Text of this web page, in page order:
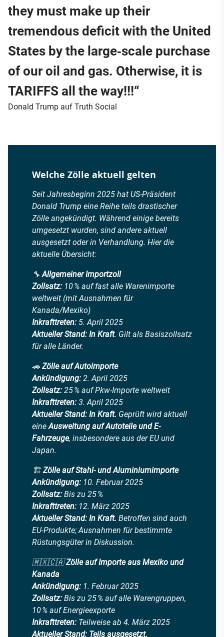
they must make up their
tremendous deficit with the United
States by the large‑scale purchase
of our oil and gas. Otherwise, it is
TARIFFS all the way!!!“
Donald Trump auf Truth Social
Welche Zölle aktuell gelten
Seit Jahresbeginn 2025 hat US-Präsident
Donald Trump eine Reihe teils drastischer
Zölle angekündigt. Während einige bereits
umgesetzt wurden, sind andere aktuell
ausgesetzt oder in Verhandlung. Hier die
aktuelle Übersicht:
🔧Allgemeiner Importzoll
Zollsatz: 10 % auf fast alle Warenimporte
weltweit (mit Ausnahmen für
Kanada/Mexiko)
Inkrafttreten: 5. April 2025
Aktueller Stand: In Kraft. Gilt als Basiszollsatz
für alle Länder.
🚗Zölle auf Autoimporte
Ankündigung: 2. April 2025
Zollsatz: 25 % auf Pkw-Importe weltweit
Inkrafttreten: 3. April 2025
Aktueller Stand: In Kraft. Geprüft wird aktuell
eineAusweitung auf Autoteile und E-
Fahrzeuge, insbesondere aus der EU und
Japan.
🏗️Zölle auf Stahl- und Aluminiumimporte
Ankündigung: 10. Februar 2025
Zollsatz: Bis zu 25 %
Inkrafttreten: 12. März 2025
Aktueller Stand: In Kraft. Betroffen sind auch
EU-Produkte; Ausnahmen für bestimmte
Rüstungsgüter in Diskussion.
🇲🇽🇨🇦Zölle auf Importe aus Mexiko und
Kanada
Ankündigung: 1. Februar 2025
Zollsatz: Bis zu 25 % auf alle Warengruppen,
10 % auf Energieexporte
Inkrafttreten: Teilweise ab 4. März 2025
Aktueller Stand: Teils ausgesetzt.